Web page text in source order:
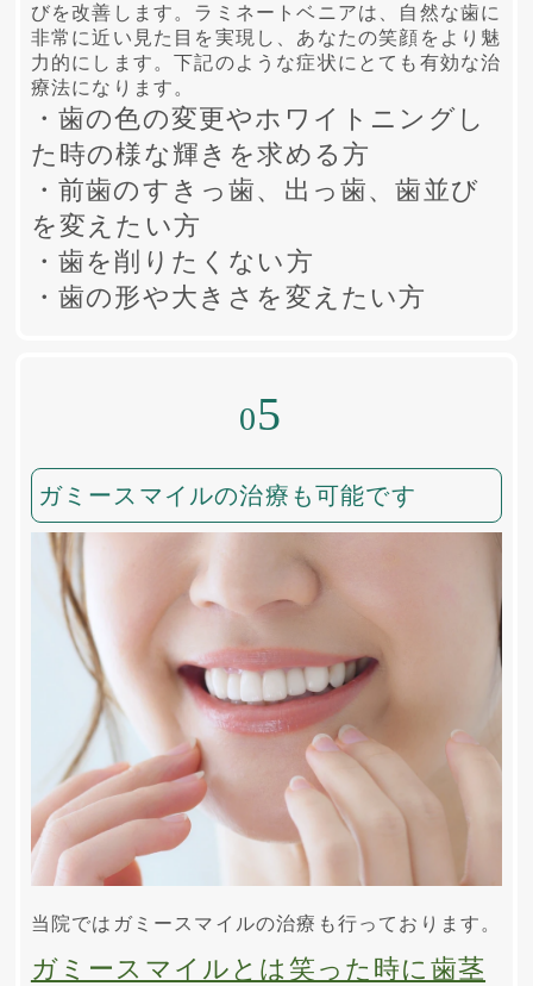
びを改善します。ラミネートベニアは、自然な歯に
非常に近い見た目を実現し、あなたの笑顔をより魅
力的にします。下記のような症状にとても有効な治
療法になります。
・歯の色の変更やホワイトニングし
た時の様な輝きを求める方
・前歯のすきっ歯、出っ歯、歯並び
を変えたい方
・歯を削りたくない方
・歯の形や大きさを変えたい方
05
ガミースマイルの治療も可能です
当院ではガミースマイルの治療も行っております。
ガミースマイルとは笑った時に歯茎